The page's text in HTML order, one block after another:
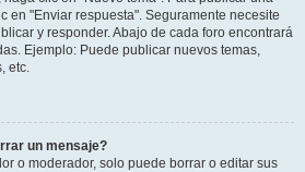
en "Enviar respuesta". Seguramente necesite
y responder. Abajo de cada foro encontrará
Ejemplo: Puede publicar nuevos temas,
etc.
un mensaje?
o moderador, solo puede borrar o editar sus